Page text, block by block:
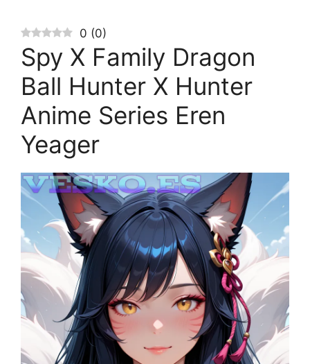
0 (0)
Spy X Family Dragon
Ball Hunter X Hunter
Anime Series Eren
Yeager